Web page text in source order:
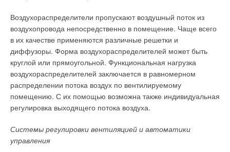
Воздухораспределители пропускают воздушный поток из
воздухопровода непосредственно в помещение. Чаще всего
в их качестве применяются различные решетки и
диффузоры. Форма воздухораспределителей может быть
круглой или прямоугольной. Функциональная нагрузка
воздухораспределителей заключается в равномерном
распределении потока воздух по вентилируемому
помещению. С их помощью возможна также индивидуальная
регулировка выходящего потока воздуха.
Системы регулировки вентиляцией и автоматики
управления